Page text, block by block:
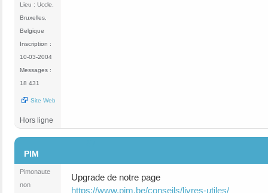
Lieu : Uccle,
Bruxelles,
Belgique
Inscription :
10-03-2004
Messages :
18 431
Site Web
Hors ligne
PIM
Pimonaute
non
Upgrade de notre page
https://www.pim.be/conseils/livres-utiles/